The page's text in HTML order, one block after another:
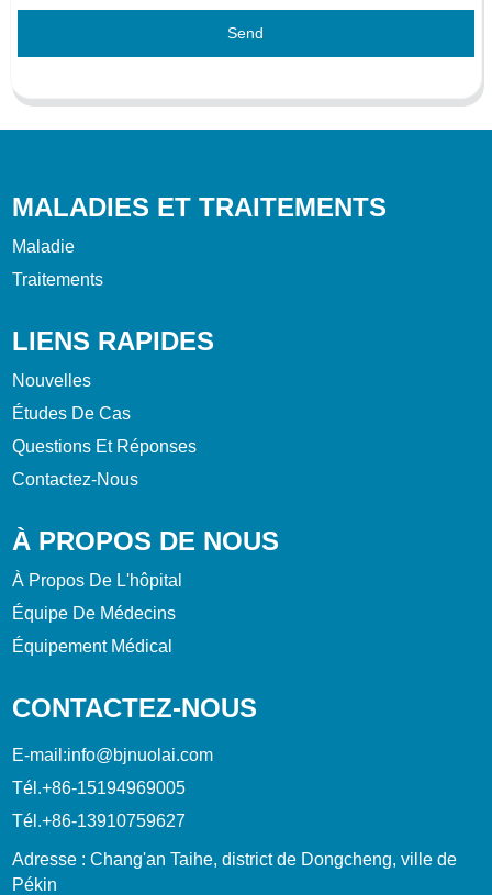
Send
MALADIES ET TRAITEMENTS
Maladie
Traitements
LIENS RAPIDES
Nouvelles
Études De Cas
Questions Et Réponses
Contactez-Nous
À PROPOS DE NOUS
À Propos De L'hôpital
Équipe De Médecins
Équipement Médical
CONTACTEZ-NOUS
E-mail:info@bjnuolai.com
Tél.+86-15194969005
Tél.+86-13910759627
Adresse : Chang'an Taihe, district de Dongcheng, ville de
Pékin